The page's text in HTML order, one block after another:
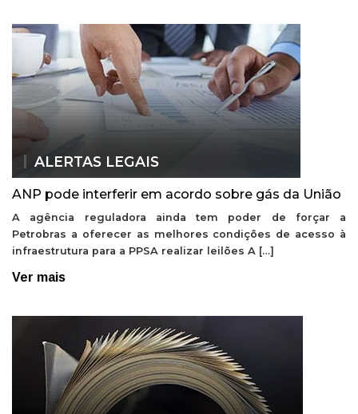
ALERTAS LEGAIS
ANP pode interferir em acordo sobre gás da União
A agência reguladora ainda tem poder de forçar a
Petrobras a oferecer as melhores condições de acesso à
infraestrutura para a PPSA realizar leilões A […]
Ver mais